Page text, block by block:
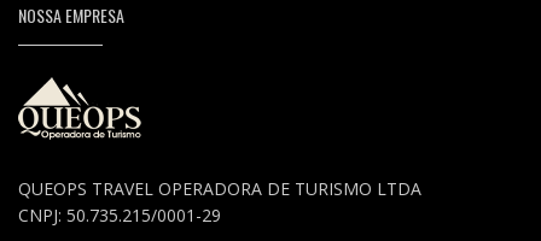
NOSSA EMPRESA
QUEOPS TRAVEL OPERADORA DE TURISMO LTDA
CNPJ: 50.735.215/0001-29